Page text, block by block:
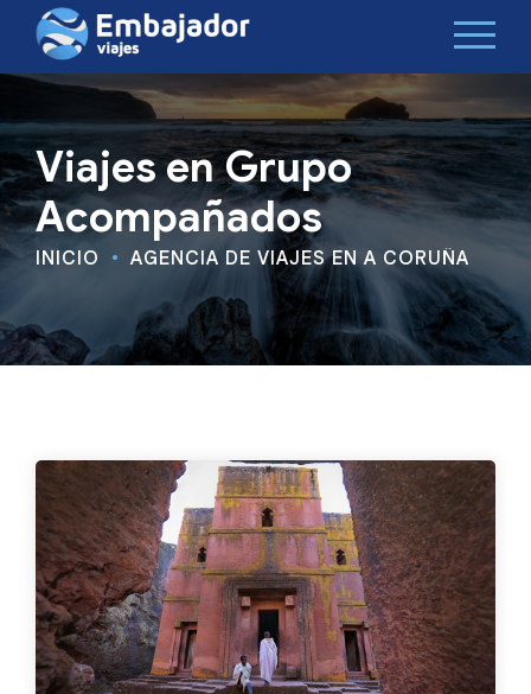
Viajes en Grupo
Acompañados
INICIO AGENCIA DE VIAJES EN A CORUÑA